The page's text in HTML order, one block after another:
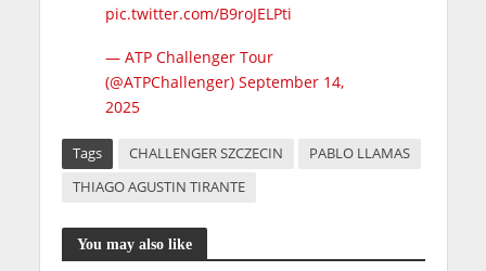
pic.twitter.com/B9roJELPti
— ATP Challenger Tour
(@ATPChallenger) September 14,
2025
Tags CHALLENGER SZCZECIN
PABLO LLAMAS
THIAGO AGUSTIN TIRANTE
You may also like